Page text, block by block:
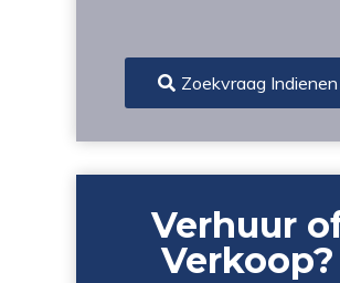
Zoekvraag Indienen
Verhuur
Verkoop?